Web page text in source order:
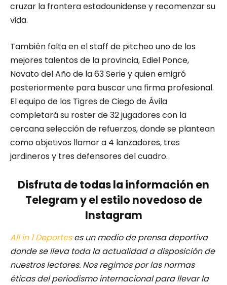
cruzar la frontera estadounidense y recomenzar su
vida.
También falta en el staff de pitcheo uno de los
mejores talentos de la provincia, Ediel Ponce,
Novato del Año de la 63 Serie y quien emigró
posteriormente para buscar una firma profesional.
El equipo de los Tigres de Ciego de Ávila
completará su roster de 32 jugadores con la
cercana selección de refuerzos, donde se plantean
como objetivos llamar a 4 lanzadores, tres
jardineros y tres defensores del cuadro.
Disfruta de todas la información en
Telegram y el estilo novedoso de
Instagram
All in 1 Deporteses un medio de prensa deportiva
donde se lleva toda la actualidad a disposición de
nuestros lectores. Nos regimos por las normas
éticas del periodismo internacional para llevar la